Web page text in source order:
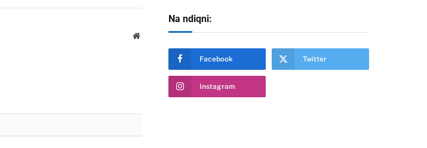
Website
Na ndiqni:
Facebook Twitter
Instagram